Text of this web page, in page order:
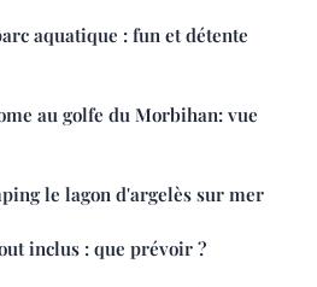
aquatique : fun et détente
au golfe du Morbihan: vue
le lagon d'argelès sur mer
inclus : que prévoir ?